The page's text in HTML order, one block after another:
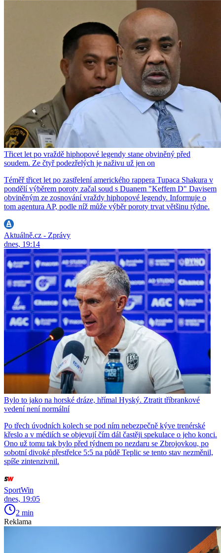
Třicet let po vraždě hiphopové legendy stane obviněný před
soudem. Ze čtyř podezřelých je naživu už jen on
Téměř třicet let po zastřelení amerického rappera Tupaca Shakura v
pondělí výběrem poroty začal soud s Duanem "Keffem D" Davisem
obviněným ze zosnování vraždy hiphopové legendy. Informuje o
tom agentura AP, podle níž může výběr poroty trvat většinu týdne.
Aktuálně.cz - Zprávy
dnes, 19:14
Bylo to jako na horské dráze, hřímal Hyský. Ztratit tříbrankové
vedení není normální
Po třech úvodních kolech se pod ním nebezpečně kýve trenérské
křeslo a v médiích se objevují čím dál častěji spekulace o jeho konci.
Ono už tomu tak bylo před týdnem po nezdaru se Zbrojovkou, po
sobotní divoké přestřelce 5:5 na půdě Teplic se tento stav nezměnil,
spíše zintenzivnil.
SportWin
dnes, 19:05
2 min
Reklama